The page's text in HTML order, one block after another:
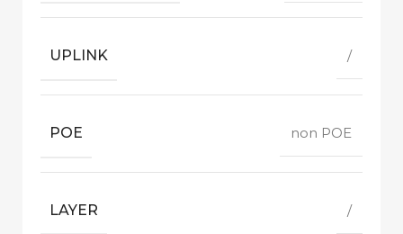
UPLINK /
POE non POE
LAYER /